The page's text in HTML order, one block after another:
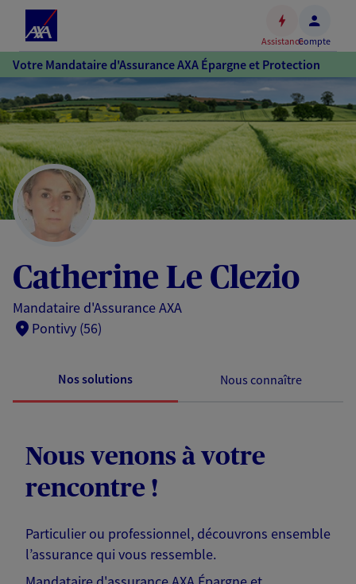
Accéder
au
contenu
principal
Accéder
au
pied
de
page
AssistanceCompte
Votre Mandataire d'Assurance AXA Épargne et Protection
Catherine Le Clezio
Mandataire d'Assurance AXA
Pontivy (56)
Nos solutions Nous connaître
Nous venons à votre
rencontre !
Particulier ou professionnel, découvrons ensemble
l’assurance qui vous ressemble.